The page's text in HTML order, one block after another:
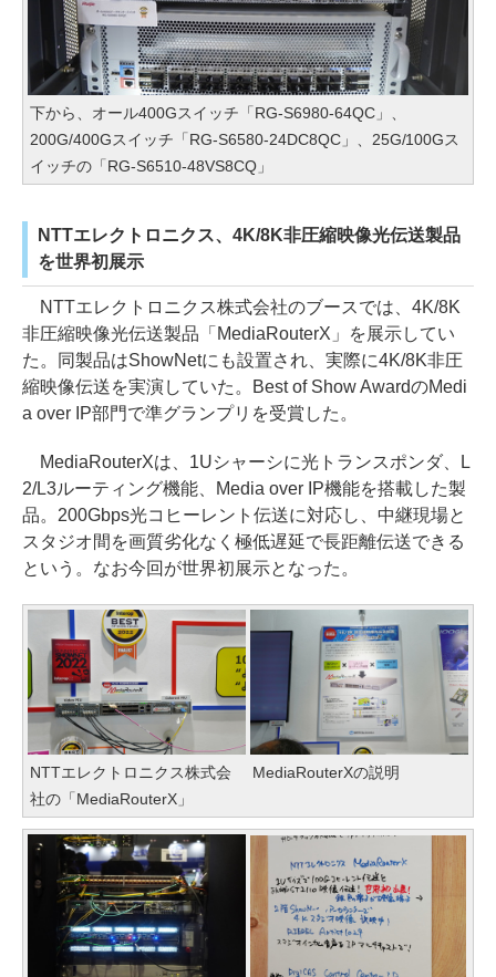
下から、オール400Gスイッチ「RG-S6980-64QC」、
200G/400Gスイッチ「RG-S6580-24DC8QC」、25G/100Gス
イッチの「RG-S6510-48VS8CQ」
NTTエレクトロニクス、4K/8K非圧縮映像光伝送製品
を世界初展示
NTTエレクトロニクス株式会社のブースでは、4K/8K
非圧縮映像光伝送製品「MediaRouterX」を展示してい
た。同製品はShowNetにも設置され、実際に4K/8K非圧
縮映像伝送を実演していた。Best of Show AwardのMedi
a over IP部門で準グランプリを受賞した。
MediaRouterXは、1Uシャーシに光トランスポンダ、L
2/L3ルーティング機能、Media over IP機能を搭載した製
品。200Gbps光コヒーレント伝送に対応し、中継現場と
スタジオ間を画質劣化なく極低遅延で長距離伝送できる
という。なお今回が世界初展示となった。
NTTエレクトロニクス株式会
社の「MediaRouterX」
MediaRouterXの説明